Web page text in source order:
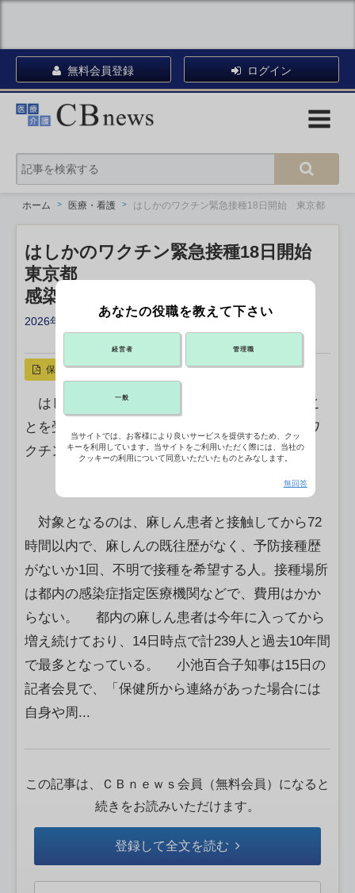
無料会員登録 ログイン
ホーム 医療・看護 はしかのワクチン緊急接種18日開始 東京都
はしかのワクチン緊急接種18日開始
東京都
感染患者が過去10年で最多
2026年05月15日 17:54
リンクをコピー
保存
はしか（麻しん）の感染患者が急増しているこ
とを受け、東京都は患者と接触した人を対象にワ
クチンの緊急接種事業を 18日から 実施する。
対象となるのは、麻しん患者と接触してから72
時間以内で、麻しんの既往歴がなく、予防接種歴
がないか1回、不明で接種を希望する人。接種場所
は都内の感染症指定医療機関などで、費用はかか
らない。 都内の麻しん患者は今年に入ってから
増え続けており、14日時点で計239人と過去10年間
で最多となっている。 小池百合子知事は15日の
記者会見で、「保健所から連絡があった場合には
自身や周...
この記事は、ＣＢｎｅｗｓ会員（無料会員）になると
続きをお読みいただけます。
登録して全文を読む
あなたの役職を教えて下さい
経営者 管理職
一般
当サイトでは、お客様により良いサービスを提供するため、クッ
キーを利用しています。当サイトをご利用いただく際には、当社の
クッキーの利用について同意いただいたものとみなします。
無回答